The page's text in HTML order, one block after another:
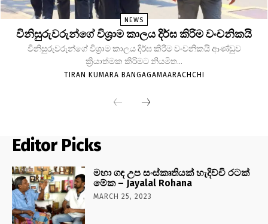
NEWS
විනිසුරුවරුන්ගේ විශ්‍රාම කාලය දිර්ඝ කිරිම වංචනිකයි
විනිසුරුවරුන්ගේ විශ්‍රාම කාලය දිර්ඝ කිරිම වංචනිකයි ආණ්ඩුව
ක්‍රියාත්මක කිරිමට නියමිත...
TIRAN KUMARA BANGAGAMAARACHCHI
Editor Picks
මහා ගඳ උප සංස්කෘතියක් හැදිච්චි රටක්
මේක – Jayalal Rohana
MARCH 25, 2023